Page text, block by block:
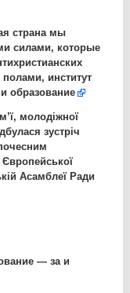
страна мы
силами, которые
институт
образование
молодіжної
зустріч
Європейської
Асамблеї Ради
— за и